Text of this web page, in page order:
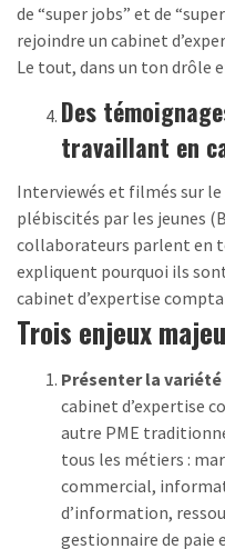
de “super jobs” et de
rejoindre un cabinet
Le tout, dans un ton drôle
Des
travaillant en
Interviewés et filmés sur
plébiscités par les jeunes
collaborateurs parlent en
expliquent pourquoi ils
cabinet d’expertise
Trois enjeux
Présenter la
cabinet d’expertise
autre PME
tous les métiers :
commercial,
d’information,
gestionnaire de paie